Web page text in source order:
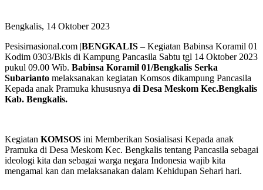
Bengkalis, 14 Oktober 2023
Pesisirnasional.com |BENGKALIS – Kegiatan Babinsa Koramil 01
Kodim 0303/Bkls di Kampung Pancasila Sabtu tgl 14 Oktober 2023
pukul 09.00 Wib. Babinsa Koramil 01/Bengkalis Serka
Subarianto melaksanakan kegiatan Komsos dikampung Pancasila
Kepada anak Pramuka khususnya di Desa Meskom Kec.Bengkalis
Kab. Bengkalis.
Kegiatan KOMSOS ini Memberikan Sosialisasi Kepada anak
Pramuka di Desa Meskom Kec. Bengkalis tentang Pancasila sebagai
ideologi kita dan sebagai warga negara Indonesia wajib kita
mengamal kan dan melaksanakan dalam Kehidupan Sehari hari.